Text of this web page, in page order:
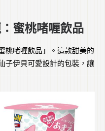
蜜桃啫喱飲品
桃啫喱飲品」。這款甜美的
子伊貝可愛設計的包裝，讓